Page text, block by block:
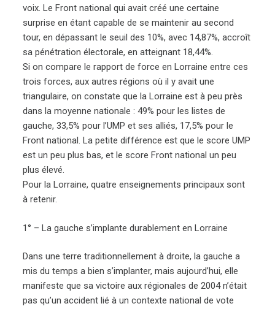
voix. Le Front national qui avait créé une certaine
surprise en étant capable de se maintenir au second
tour, en dépassant le seuil des 10%, avec 14,87%, accroît
sa pénétration électorale, en atteignant 18,44%.
Si on compare le rapport de force en Lorraine entre ces
trois forces, aux autres régions où il y avait une
triangulaire, on constate que la Lorraine est à peu près
dans la moyenne nationale : 49% pour les listes de
gauche, 33,5% pour l’UMP et ses alliés, 17,5% pour le
Front national. La petite différence est que le score UMP
est un peu plus bas, et le score Front national un peu
plus élevé.
Pour la Lorraine, quatre enseignements principaux sont
à retenir.
1° – La gauche s’implante durablement en Lorraine
Dans une terre traditionnellement à droite, la gauche a
mis du temps a bien s’implanter, mais aujourd’hui, elle
manifeste que sa victoire aux régionales de 2004 n’était
pas qu’un accident lié à un contexte national de vote